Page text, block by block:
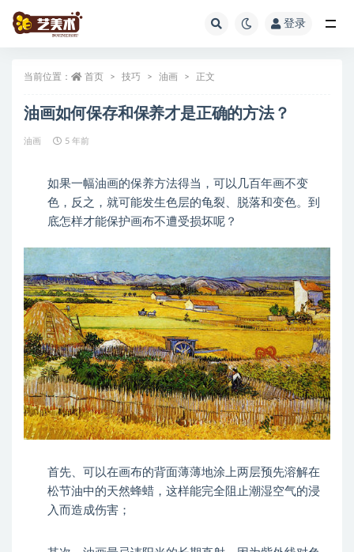
登录
当前位置： 首页 技巧 油画 正文
油画如何保存和保养才是正确的方法？
油画 5 年前
如果一幅油画的保养方法得当，可以几百年画不变
色，反之，就可能发生色层的龟裂、脱落和变色。到
底怎样才能保护画布不遭受损坏呢？
首先、可以在画布的背面薄薄地涂上两层预先溶解在
松节油中的天然蜂蜡，这样能完全阻止潮湿空气的浸
入而造成伤害；